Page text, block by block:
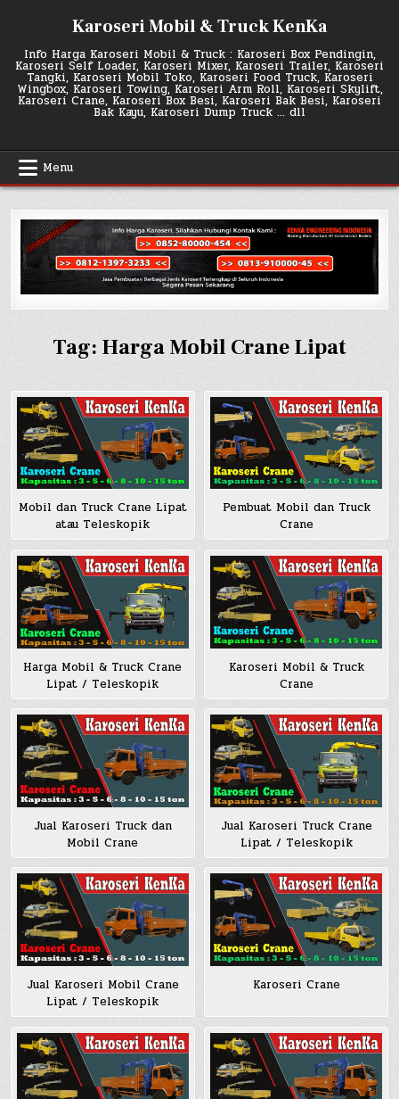
Karoseri Mobil & Truck KenKa
Info Harga Karoseri Mobil & Truck : Karoseri Box Pendingin,
Karoseri Self Loader, Karoseri Mixer, Karoseri Trailer, Karoseri
Tangki, Karoseri Mobil Toko, Karoseri Food Truck, Karoseri
Wingbox, Karoseri Towing, Karoseri Arm Roll, Karoseri Skylift,
Karoseri Crane, Karoseri Box Besi, Karoseri Bak Besi, Karoseri
Bak Kayu, Karoseri Dump Truck … dll
Menu
Tag: Harga Mobil Crane Lipat
Mobil dan Truck Crane Lipat
atau Teleskopik
Pembuat Mobil dan Truck
Crane
Harga Mobil & Truck Crane
Lipat / Teleskopik
Karoseri Mobil & Truck
Crane
Jual Karoseri Truck dan
Mobil Crane
Jual Karoseri Truck Crane
Lipat / Teleskopik
Jual Karoseri Mobil Crane
Lipat / Teleskopik
Karoseri Crane